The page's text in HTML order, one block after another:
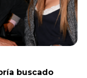
buscado